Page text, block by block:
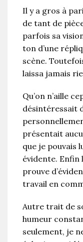
Il y a gros à
de tant de
parfois sa
ton d’une
scène.
laissa jamais
Qu’on n’aille
désintéressait
présentait
que je pouvais
évidente.
prouve
travail en
Autre trait de
humeur
seulement, je